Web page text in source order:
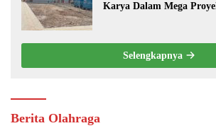
Karya Dalam Mega
Selengkapnya
Berita Olahraga